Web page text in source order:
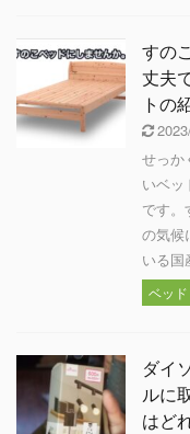
すの
丈夫
トの
せっか
いベ
です。
の気候
いる国
ベッド
ダイ
ルに
はど